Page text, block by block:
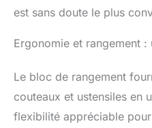
est sans doute le plus
Ergonomie et rangement
Le bloc de rangement
couteaux et ustensiles en
flexibilité appréciable